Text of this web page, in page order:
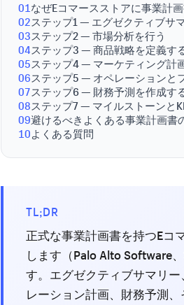
01なぜEコマースストアに事業計
02ステップ1 — エグゼクティブサ
03ステップ2 — 市場分析を行う
04ステップ3 — 商品戦略を定義す
05ステップ4 — マーケティング計
06ステップ5 — オペレーションと
07ステップ6 — 財務予測を作成す
08ステップ7 — マイルストーンと
09避けるべきよくある事業計画書
10よくある質問
TL;DR
正式な事業計画書を持つEコ
します（Palo Alto Software
す。エグゼクティブサマリ
レーション計画、財務予測